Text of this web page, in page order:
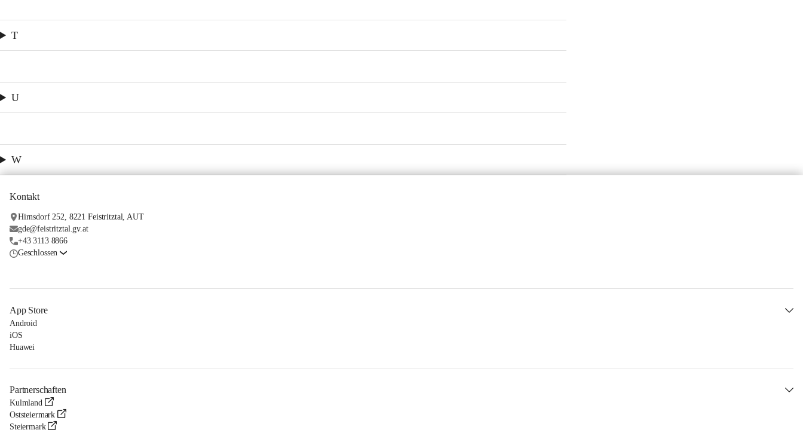
T
U
W
Kontakt
Hirnsdorf 252, 8221 Feistritztal, AUT
gde@feistritztal.gv.at
+43 3113 8866
Geschlossen
App Store
Android
iOS
Huawei
Partnerschaften
Kulmland
Oststeiermark
Steiermark